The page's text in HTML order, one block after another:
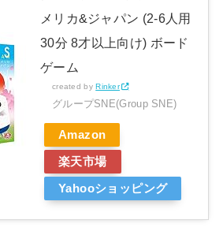
メリカ&ジャパン (2-6人用
30分 8才以上向け) ボード
ゲーム
created byRinker
グループSNE(Group SNE)
Amazon
楽天市場
Yahooショッピング